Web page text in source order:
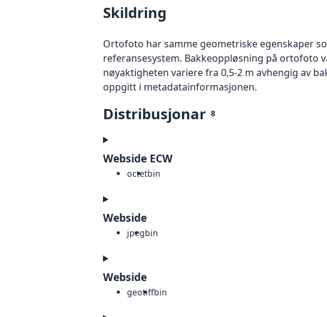
Skildring
Ortofoto har samme geometriske egenskaper
referansesystem. Bakkeoppløsning på ortofoto
nøyaktigheten variere fra 0,5-2 m avhengig av
oppgitt i metadatainformasjonen.
Distribusjonar 8
Webside ECW
octetbin
Webside
jpegbin
Webside
geotiffbin